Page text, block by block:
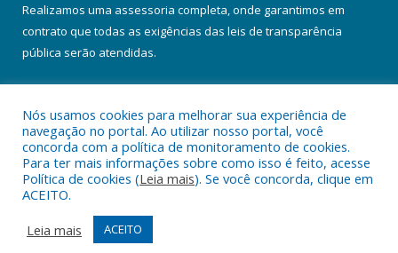
Realizamos uma assessoria completa, onde garantimos em
contrato que todas as exigências das leis de transparência
pública serão atendidas.
Todos os direitos reservados a Prefeitura Municipal de Colares.
Mapa do Site
Acessar Área Administrativa
Acessar Webmail
Nós usamos cookies para melhorar sua experiência de
navegação no portal. Ao utilizar nosso portal, você
concorda com a política de monitoramento de cookies.
Para ter mais informações sobre como isso é feito, acesse
Política de cookies (Leia mais). Se você concorda, clique em
ACEITO.
Leia mais
ACEITO